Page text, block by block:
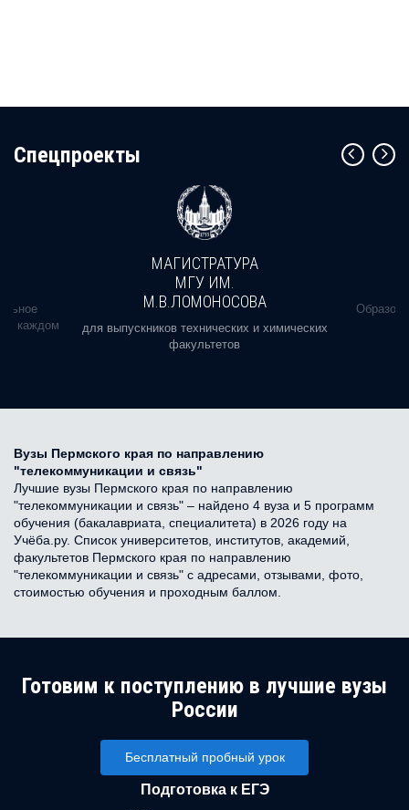
Cпецпроекты
в каждом
МАГИСТРАТУРА
МГУ ИМ.
М.В.ЛОМОНОСОВА
для выпускников технических и химических
факультетов
Вузы Пермского края по направлению
"телекоммуникации и связь"
Лучшие вузы Пермского края по направлению
"телекоммуникации и связь" – найдено 4 вуза и 5 программ
обучения (бакалавриата, специалитета) в 2026 году на
Учёба.ру. Список университетов, институтов, академий,
факультетов Пермского края по направлению
"телекоммуникации и связь" с адресами, отзывами, фото,
стоимостью обучения и проходным баллом.
Готовим к поступлению в лучшие вузы
России
Бесплатный пробный урок
Подготовка к ЕГЭ